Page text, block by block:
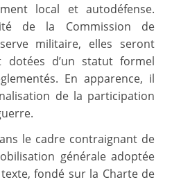
local et autodéfense.
de la Commission de
militaire, elles seront
dotées d’un statut formel
En apparence, il
de la participation
le cadre contraignant de
générale adoptée
fondé sur la Charte de